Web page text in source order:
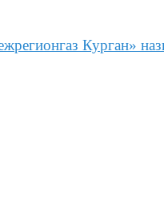
Курган»